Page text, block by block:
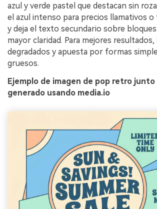
azul y verde pastel que destacan sin
el azul intenso para precios llamativos
y deja el texto secundario sobre
mayor claridad. Para mejores
degradados y apuesta por formas
gruesos.
Ejemplo de imagen de pop retro junto
generado usando media.io